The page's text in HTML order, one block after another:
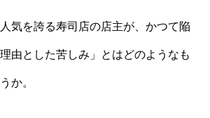
気を誇る寿司店の店主が、かつて陥
由とした苦しみ」とはどのようなも
か。